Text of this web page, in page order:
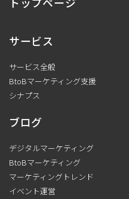
サービス
サービス全般
BtoBマーケティング支援
シナプス
ブログ
デジタルマーケティング
BtoBマーケティング
マーケティングトレンド
イベント運営